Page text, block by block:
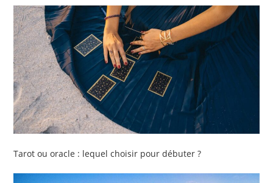
Tarot ou oracle : lequel choisir pour débuter ?